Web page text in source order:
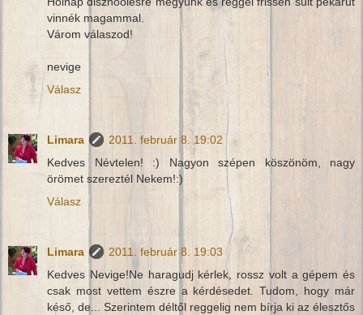
vinnék magammal.
Várom válaszod!
nevige
Válasz
Limara
2011. február 8. 19:02
Kedves Névtelen! :) Nagyon szépen köszönöm, nagy
örömet szereztél Nekem!:)
Válasz
Limara
2011. február 8. 19:03
Kedves Nevige!Ne haragudj kérlek, rossz volt a gépem és
csak most vettem észre a kérdésedet. Tudom, hogy már
késő, de... Szerintem déltől reggelig nem bírja ki az élesztős